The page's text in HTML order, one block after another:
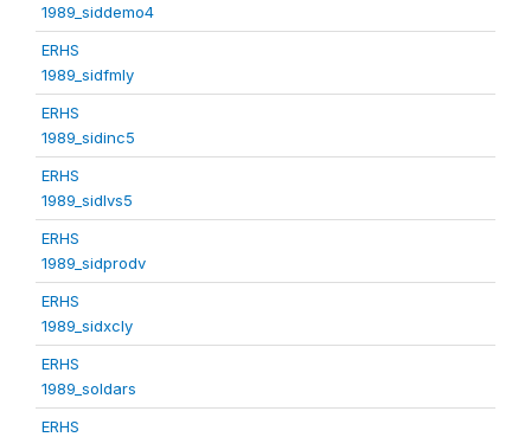
1989_siddemo4
ERHS
1989_sidfmly
ERHS
1989_sidinc5
ERHS
1989_sidlvs5
ERHS
1989_sidprodv
ERHS
1989_sidxcly
ERHS
1989_soldars
ERHS